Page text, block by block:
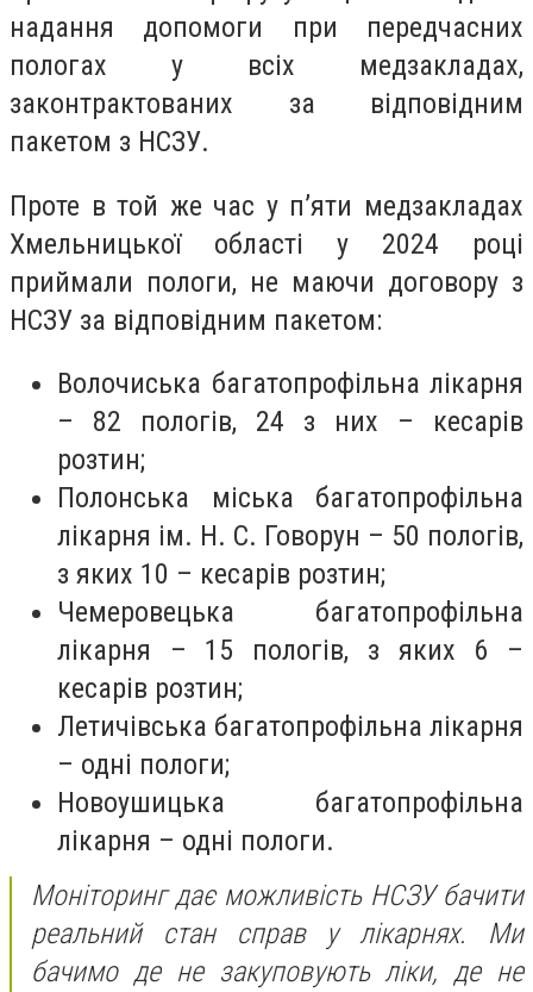
надання допомоги при передчасних
пологах у всіх медзакладах,
законтрактованих за відповідним
пакетом з НСЗУ.
Проте в той же час у пʼяти медзакладах
Хмельницької області у 2024 році
приймали пологи, не маючи договору з
НСЗУ за відповідним пакетом:
Волочиська багатопрофільна лікарня
– 82 пологів, 24 з них – кесарів
розтин;
Полонська міська багатопрофільна
лікарня ім. Н. С. Говорун – 50 пологів,
з яких 10 – кесарів розтин;
Чемеровецька багатопрофільна
лікарня – 15 пологів, з яких 6 –
кесарів розтин;
Летичівська багатопрофільна лікарня
– одні пологи;
Новоушицька багатопрофільна
лікарня – одні пологи.
Моніторинг дає можливість НСЗУ бачити
реальний стан справ у лікарнях. Ми
бачимо де не закуповують ліки, де не